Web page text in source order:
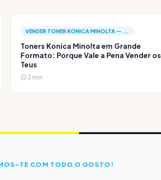
VENDER TONER KONICA MINOLTA —...
Toners Konica Minolta em Grande
Formato: Porque Vale a Pena Vender os
Teus
3 min
TE COM TODO O GOSTO!